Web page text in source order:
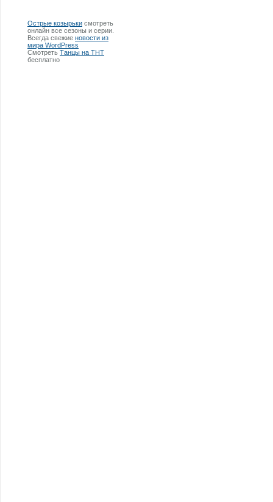
Острые козырьки смотреть
онлайн все сезоны и серии.
Всегда свежие новости из
мира WordPress
Смотреть Танцы на ТНТ
бесплатно